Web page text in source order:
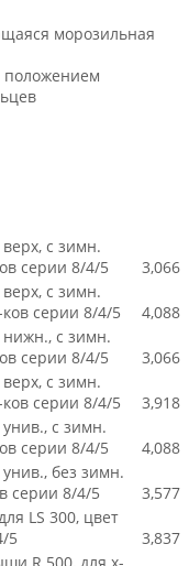
морозильная
с зимн.
серии 8/4/5
3,066
с зимн.
серии 8/4/5
4,088
нижн., с зимн.
серии 8/4/5
3,066
с зимн.
серии 8/4/5
3,918
с зимн.
серии 8/4/5
4,088
без зимн.
серии 8/4/5
3,577
LS 300, цвет
5
3,837